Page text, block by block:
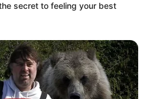
secret to feeling your best